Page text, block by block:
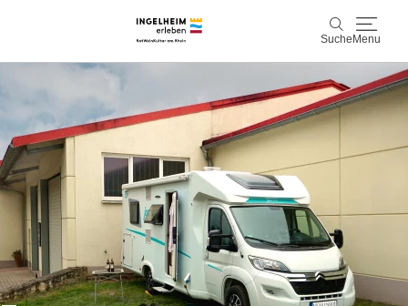
Suche Menu
Entdecken & Erleben
Wein & Genuss
Kaiserpfalz, Kunst & Kultur
Planen & Buchen
Info & Service